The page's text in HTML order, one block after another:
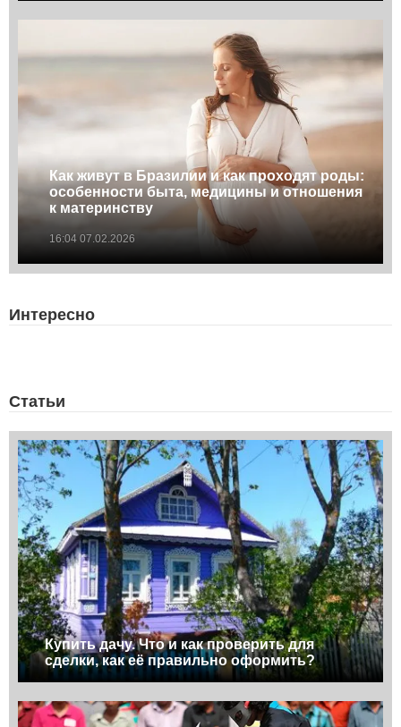
Как живут в Бразилии и как проходят роды:
особенности быта, медицины и отношения
к материнству
16:04 07.02.2026
Интересно
Статьи
Купить дачу. Что и как проверить для
сделки, как её правильно оформить?